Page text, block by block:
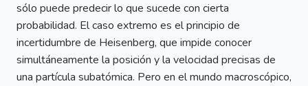
sólo puede predecir lo que sucede con cierta
probabilidad. El caso extremo es el principio de
incertidumbre de Heisenberg, que impide conocer
simultáneamente la posición y la velocidad precisas de
una partícula subatómica. Pero en el mundo macroscópico,